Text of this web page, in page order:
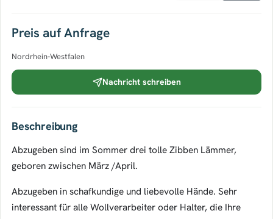
Preis auf Anfrage
Nordrhein-Westfalen
Nachricht schreiben
Beschreibung
Abzugeben sind im Sommer drei tolle Zibben Lämmer,
geboren zwischen März /April.
Abzugeben in schafkundige und liebevolle Hände. Sehr
interessant für alle Wollverarbeiter oder Halter, die Ihre